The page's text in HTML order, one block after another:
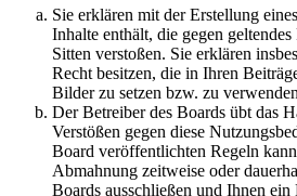
Sie erklären mit der Erstellung
Inhalte enthält, die gegen
Sitten verstoßen. Sie erklären
Recht besitzen, die in Ihren
Bilder zu setzen bzw. zu
Der Betreiber des Boards übt das
Verstößen gegen diese
Board veröffentlichten Regeln
Abmahnung zeitweise oder
Boards ausschließen und Ihnen ein